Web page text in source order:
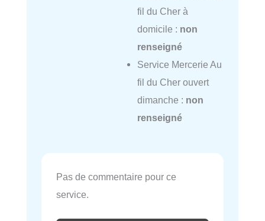
fil du Cher à
domicile : non
renseigné
Service Mercerie Au
fil du Cher ouvert
dimanche : non
renseigné
Pas de commentaire pour ce
service.